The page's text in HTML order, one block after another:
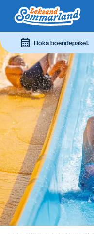
Hoppa till innehåll
Leksand Sommarland
Boka boendepaket